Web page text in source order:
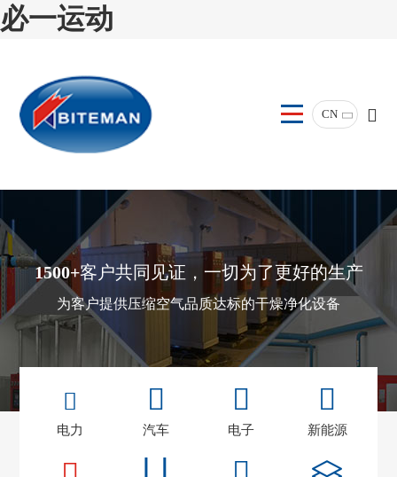
必一运动
CN
1500+客户共同见证，一切为了更好的生产
为客户提供压缩空气品质达标的干燥净化设备
电力 汽车 电子 新能源